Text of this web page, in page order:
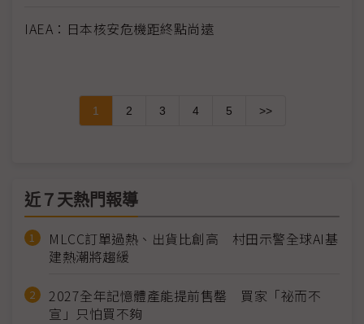
IAEA：日本核安危機距終點尚遠
1 2 3 4 5 >>
近７天熱門報導
MLCC訂單過熱、出貨比創高 村田示警全球AI基
建熱潮將趨緩
2027全年記憶體產能提前售罄 買家「祕而不
宣」只怕買不夠